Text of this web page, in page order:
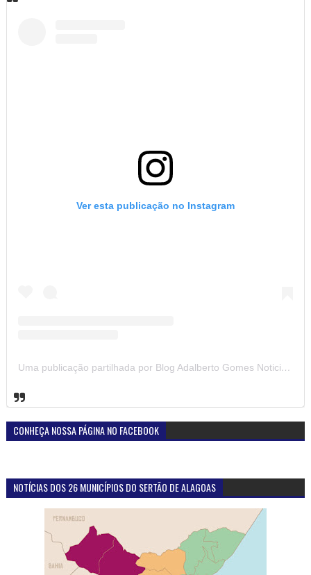
Ver esta publicação no Instagram
Uma publicação partilhada por Blog Adalberto Gomes Noticias (@blogadalbertogomesnoticiass)
CONHEÇA NOSSA PÁGINA NO FACEBOOK
NOTÍCIAS DOS 26 MUNICÍPIOS DO SERTÃO DE ALAGOAS